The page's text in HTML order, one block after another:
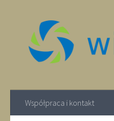
Współpraca i kontakt